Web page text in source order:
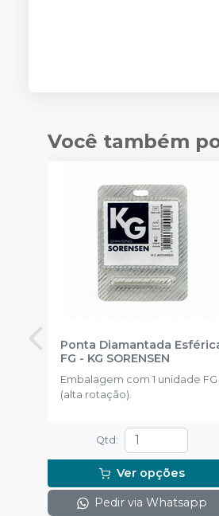
Você também
Ponta Diamantada
FG - KG SORENSEN
Embalagem com 1 unidade FG
(alta rotação).
Qtd :
Ver opções
Pedir via Whatsapp